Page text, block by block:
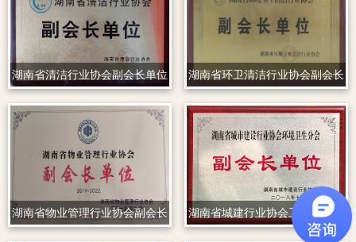
湖南省清洁行业协会副会长单位
湖南省环卫清洁行业协会副会长
湖南省物业管理行业协会副会长
湖南省城建行业协会卫生分会副